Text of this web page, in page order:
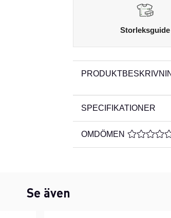
Storleksguide
SPECIFIKATIONER
OMDÖMEN
Se även